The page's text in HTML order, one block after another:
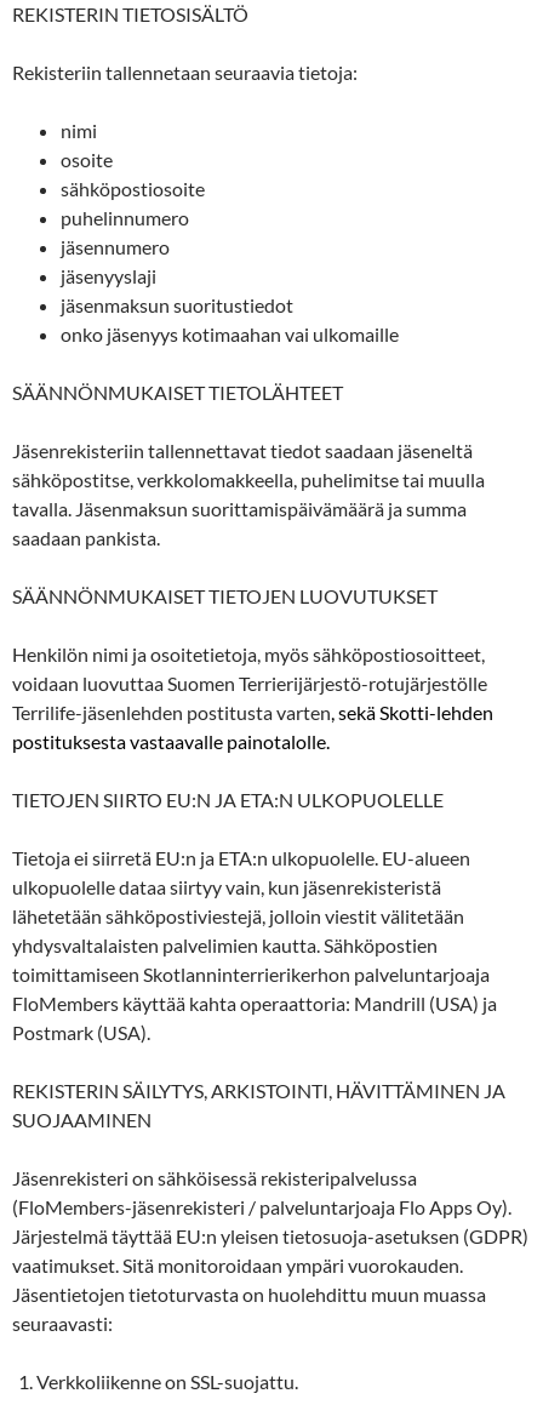
REKISTERIN TIETOSISÄLTÖ
Rekisteriin tallennetaan seuraavia tietoja:
nimi
osoite
sähköpostiosoite
puhelinnumero
jäsennumero
jäsenyyslaji
jäsenmaksun suoritustiedot
onko jäsenyys kotimaahan vai ulkomaille
SÄÄNNÖNMUKAISET TIETOLÄHTEET
Jäsenrekisteriin tallennettavat tiedot saadaan jäseneltä
sähköpostitse, verkkolomakkeella, puhelimitse tai muulla
tavalla. Jäsenmaksun suorittamispäivämäärä ja summa
saadaan pankista.
SÄÄNNÖNMUKAISET TIETOJEN LUOVUTUKSET
Henkilön nimi ja osoitetietoja, myös sähköpostiosoitteet,
voidaan luovuttaa Suomen Terrierijärjestö-rotujärjestölle
Terrilife-jäsenlehden postitusta varten,sekä Skotti-lehden
postituksesta vastaavalle painotalolle.
TIETOJEN SIIRTO EU:N JA ETA:N ULKOPUOLELLE
Tietoja ei siirretä EU:n ja ETA:n ulkopuolelle. EU-alueen
ulkopuolelle dataa siirtyy vain, kun jäsenrekisteristä
lähetetään sähköpostiviestejä, jolloin viestit välitetään
yhdysvaltalaisten palvelimien kautta. Sähköpostien
toimittamiseen Skotlanninterrierikerhon palveluntarjoaja
FloMembers käyttää kahta operaattoria: Mandrill (USA) ja
Postmark (USA).
REKISTERIN SÄILYTYS, ARKISTOINTI, HÄVITTÄMINEN JA
SUOJAAMINEN
Jäsenrekisteri on sähköisessä rekisteripalvelussa
(FloMembers-jäsenrekisteri / palveluntarjoaja Flo Apps Oy).
Järjestelmä täyttää EU:n yleisen tietosuoja-asetuksen (GDPR)
vaatimukset. Sitä monitoroidaan ympäri vuorokauden.
Jäsentietojen tietoturvasta on huolehdittu muun muassa
seuraavasti:
Verkkoliikenne on SSL-suojattu.